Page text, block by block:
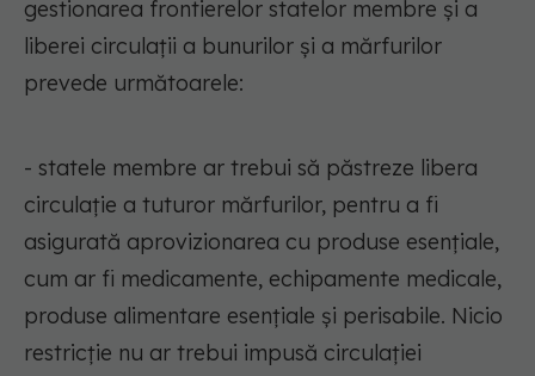
gestionarea frontierelor statelor membre și a
liberei circulații a bunurilor și a mărfurilor
prevede următoarele:
- statele membre ar trebui să păstreze libera
circulație a tuturor mărfurilor, pentru a fi
asigurată aprovizionarea cu produse esențiale,
cum ar fi medicamente, echipamente medicale,
produse alimentare esențiale și perisabile. Nicio
restricție nu ar trebui impusă circulației